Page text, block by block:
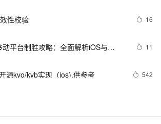
性校验 16
平台制胜攻略：全面解析iOS与
梦——性能优化、广告集成与内购设
11
源kvo/kvb实现（ios),供参考 542
下 dealloc 的使用、理解误区